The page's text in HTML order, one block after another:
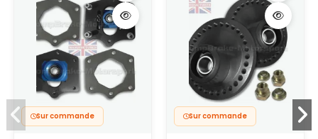
Sur commande Sur commande